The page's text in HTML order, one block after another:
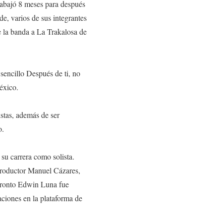
8 meses para después
varios de sus integrantes
banda a La Trakalosa de
Después de ti, no
además de ser
carrera como solista.
Manuel Cázares,
Edwin Luna fue
en la plataforma de